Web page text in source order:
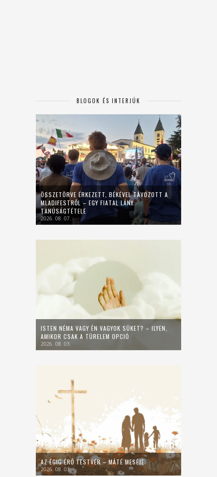
BLOGOK ÉS INTERJÚK
ÖSSZETÖRVE ÉRKEZETT, BÉKÉVEL TÁVOZOTT A
MLADIFESTRŐL – EGY FIATAL LÁNY
TANÚSÁGTÉTELE
2026. 08. 07.
ISTEN NÉMA VAGY ÉN VAGYOK SÜKET? – ILYEN,
AMIKOR CSAK A TÜRELEM OPCIÓ
2026. 08. 03.
AZ ÉGIG ÉRŐ TESTVÉR – MÁTÉ MESÉJE
2026. 08. 01.